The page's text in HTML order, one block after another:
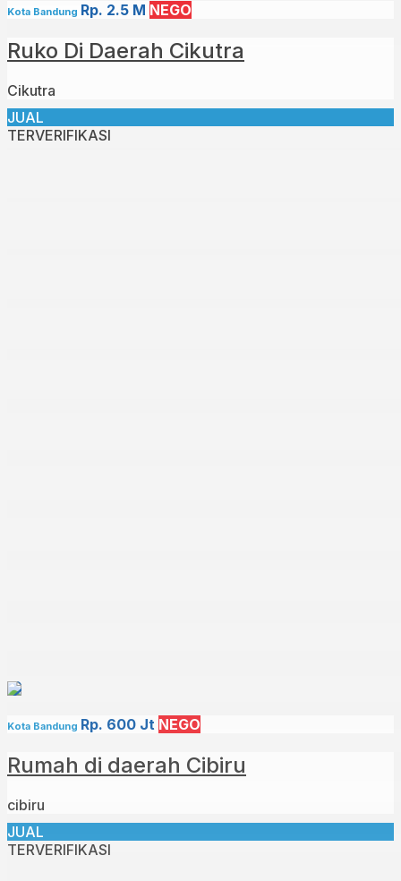
Kota Bandung Rp. 2.5 M NEGO
Ruko Di Daerah Cikutra
Cikutra
JUAL
TERVERIFIKASI
Kota Bandung Rp. 600 Jt NEGO
Rumah di daerah Cibiru
cibiru
JUAL
TERVERIFIKASI